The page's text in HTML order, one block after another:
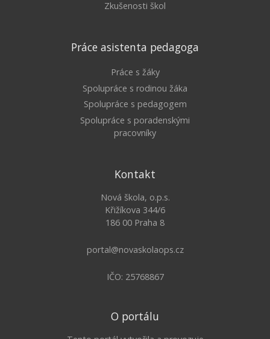
Zkušenosti škol
Práce asistenta pedagoga
Práce s žáky
Spolupráce s rodinou žáka
Spolupráce s pedagogem
Spolupráce s poradenskými
pracovníky
Kontakt
Nová škola, o.p.s.
Křižíkova 344/6
186 00 Praha 8
portal@novaskolaops.cz
IČO: 25768867
O portálu